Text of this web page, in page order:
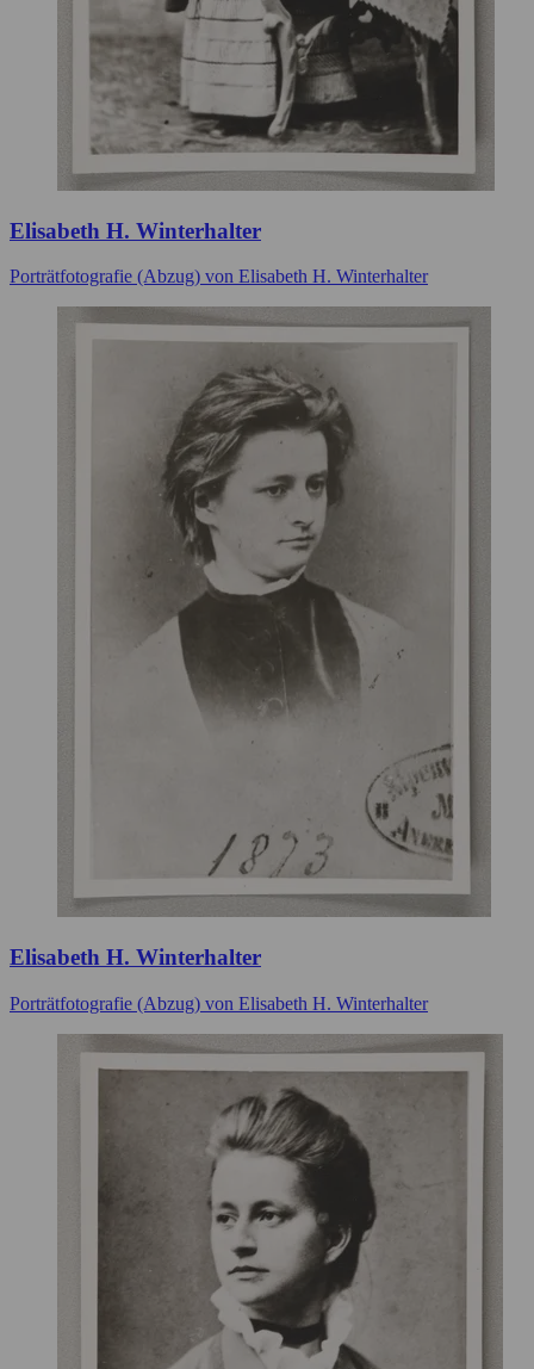
Elisabeth H. Winterhalter
Porträtfotografie (Abzug) von Elisabeth H. Winterhalter
Elisabeth H. Winterhalter
Porträtfotografie (Abzug) von Elisabeth H. Winterhalter